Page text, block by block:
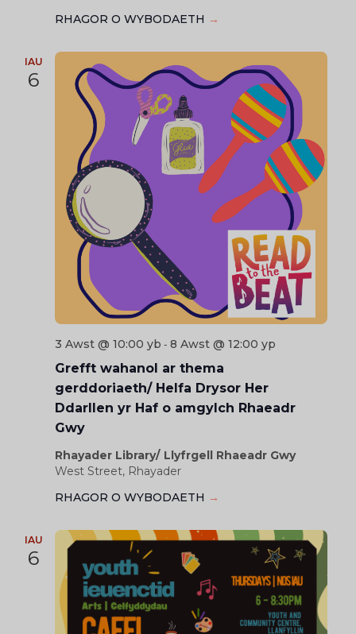
RHAGOR O WYBODAETH →
IAU
6
3 Awst @ 10:00 yb - 8 Awst @ 12:00 yp
Grefft wahanol ar thema
gerddoriaeth/ Helfa Drysor Her
Ddarllen yr Haf o amgylch Rhaeadr
Gwy
Rhayader Library/ Llyfrgell Rhaeadr Gwy
West Street, Rhayader
RHAGOR O WYBODAETH →
IAU
6